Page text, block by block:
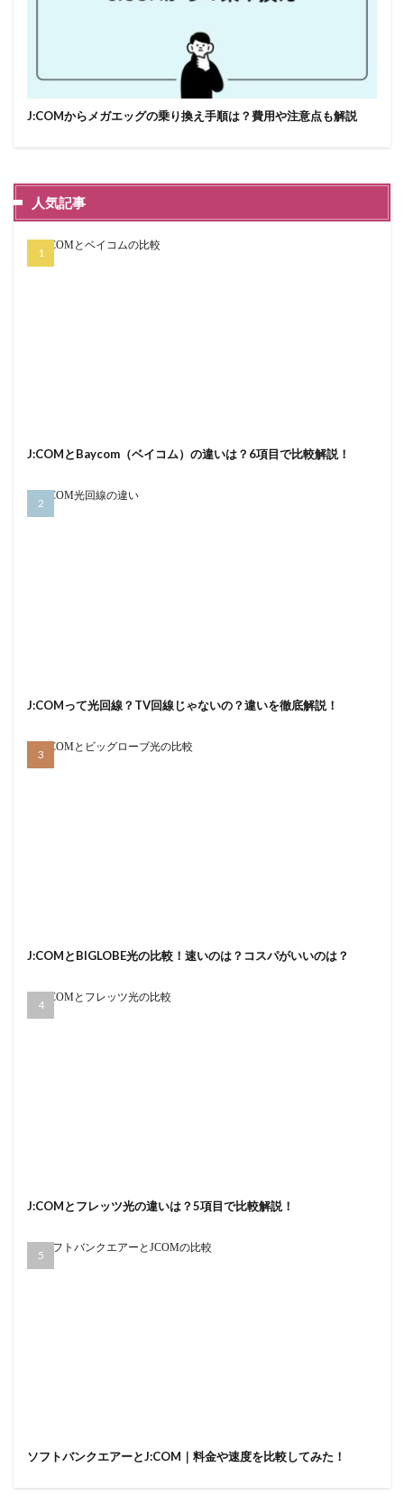
J:COMからメガエッグの乗り換え手順は？費用や注意点も解説
人気記事
J:COMとBaycom（ベイコム）の違いは？6項目で比較解説！
J:COMって光回線？TV回線じゃないの？違いを徹底解説！
J:COMとBIGLOBE光の比較！速いのは？コスパがいいのは？
J:COMとフレッツ光の違いは？5項目で比較解説！
ソフトバンクエアーとJ:COM｜料金や速度を比較してみた！